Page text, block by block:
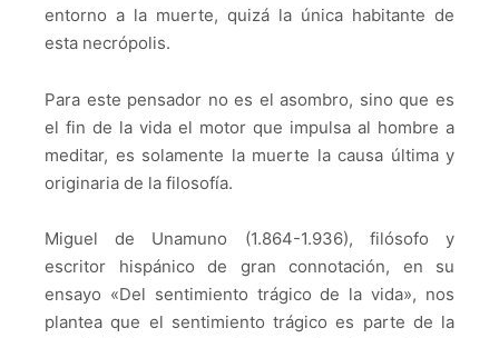
entorno a la muerte, quizá la única habitante de
esta necrópolis.
Para este pensador no es el asombro, sino que es
el fin de la vida el motor que impulsa al hombre a
meditar, es solamente la muerte la causa última y
originaria de la filosofía.
Miguel de Unamuno (1.864-1.936), filósofo y
escritor hispánico de gran connotación, en su
ensayo «Del sentimiento trágico de la vida», nos
plantea que el sentimiento trágico es parte de la